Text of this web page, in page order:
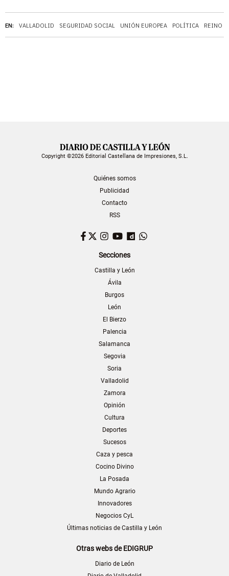
EN: VALLADOLID SEGURIDAD SOCIAL UNIÓN EUROPEA POLÍTICA REINO
Copyright ©2026 Editorial Castellana de Impresiones, S.L.
Quiénes somos
Publicidad
Contacto
RSS
Facebook
TwitterInstagram
YouTubeDailymotion
Secciones
Castilla y León
Ávila
Burgos
León
El Bierzo
Palencia
Salamanca
Segovia
Soria
Valladolid
Zamora
Opinión
Cultura
Deportes
Sucesos
Caza y pesca
Cocino Divino
La Posada
Mundo Agrario
Innovadores
Negocios CyL
Últimas noticias de Castilla y León
Otras webs de EDIGRUP
Diario de León